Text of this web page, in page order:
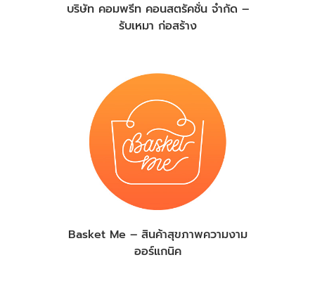
บริษัท คอมพรีท คอนสตรัคชั่น จำกัด –
รับเหมา ก่อสร้าง
Basket Me – สินค้าสุขภาพความงาม
ออร์แกนิค